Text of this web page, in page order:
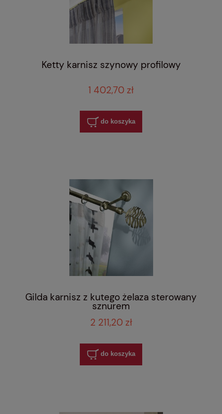
Ketty karnisz szynowy profilowy
1 402,70 zł
do koszyka
Gilda karnisz z kutego żelaza sterowany
sznurem
2 211,20 zł
do koszyka